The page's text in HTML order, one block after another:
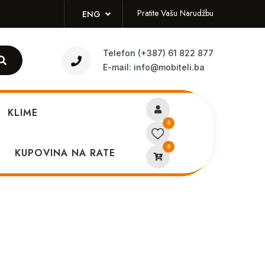
ENG Pratite Vašu Narudžbu
Telefon (+387) 61 822 877
E-mail: info@mobiteli.ba
KLIME
KUPOVINA NA RATE
0
0
Galaxy A24